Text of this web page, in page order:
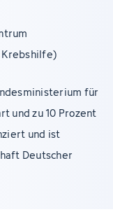
für
und zu 10 Prozent
und ist
Deutscher